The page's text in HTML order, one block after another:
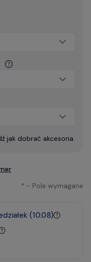
jak dobrać akcesoria
* - Pole wymagane
(10.08)